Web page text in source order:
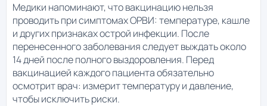
Медики напоминают, что вакцинацию нельзя
проводить при симптомах ОРВИ: температуре, кашле
и других признаках острой инфекции. После
перенесенного заболевания следует выждать около
14 дней после полного выздоровления. Перед
вакцинацией каждого пациента обязательно
осмотрит врач: измерит температуру и давление,
чтобы исключить риски.